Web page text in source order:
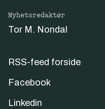
Nyhetsredaktør
Tor M. Nondal
RSS-feed forside
Facebook
Linkedin